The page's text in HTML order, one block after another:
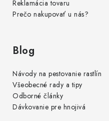
Reklamácia tovaru
Prečo nakupovať u nás?
Blog
Návody na pestovanie rastlín
Všeobecné rady a tipy
Odborné články
Dávkovanie pre hnojivá